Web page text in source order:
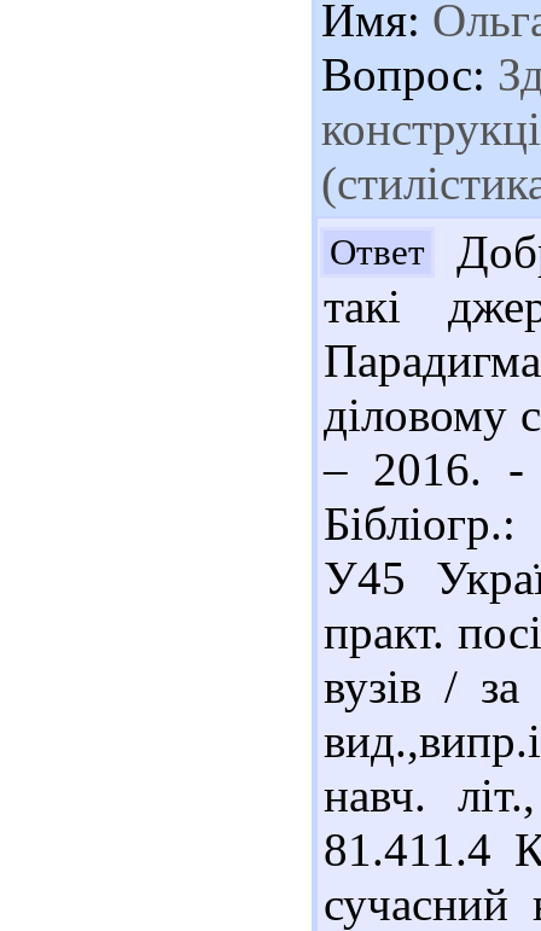
Имя:
Вопрос:
Ответ
такі
діловому
– 2016.
У45
практ.
вузів /
навч.
81.411.4
сучасний